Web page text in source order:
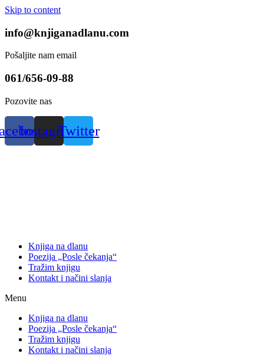
Skip to content
info@knjiganadlanu.com
Pošaljite nam email
061/656-09-88
Pozovite nas
InstagramTwitter
Knjiga na dlanu
Poezija „Posle čekanja“
Tražim knjigu
Kontakt i načini slanja
Menu
Knjiga na dlanu
Poezija „Posle čekanja“
Tražim knjigu
Kontakt i načini slanja